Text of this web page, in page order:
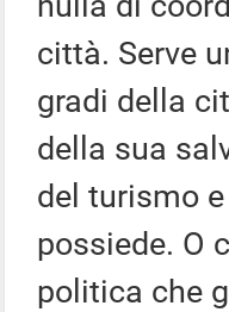
città. Serve
gradi della
della sua
del turismo
possiede. O
politica che